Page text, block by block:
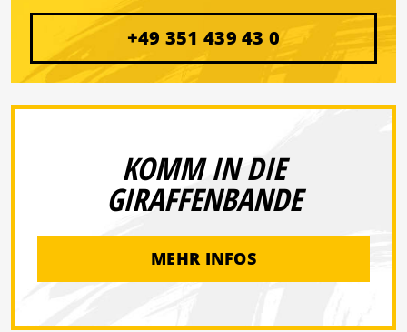
+49 351 439 43 0
KOMM IN DIE
GIRAFFENBANDE
MEHR INFOS